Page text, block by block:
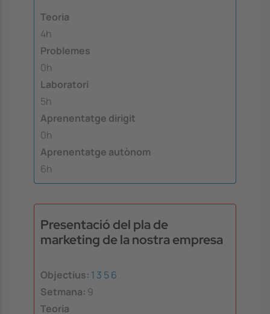
Teoria
4h
Problemes
0h
Laboratori
5h
Aprenentatge dirigit
0h
Aprenentatge autònom
6h
Presentació del pla de
marketing de la nostra empresa
Objectius: 1 3 56
Setmana: 9
Teoria